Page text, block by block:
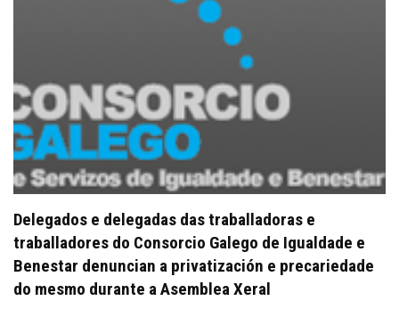
Delegados e delegadas das traballadoras e
traballadores do Consorcio Galego de Igualdade e
Benestar denuncian a privatización e precariedade
do mesmo durante a Asemblea Xeral